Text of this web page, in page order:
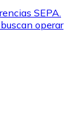
SEPA.
operar